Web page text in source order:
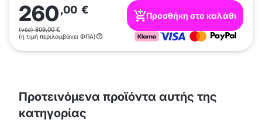
260,00 €
(νέο) 809,00 €
(η τιμή περιλαμβάνει ΦΠΑ)
Προσθήκη στο καλάθι
Προτεινόμενα προϊόντα αυτής της
κατηγορίας